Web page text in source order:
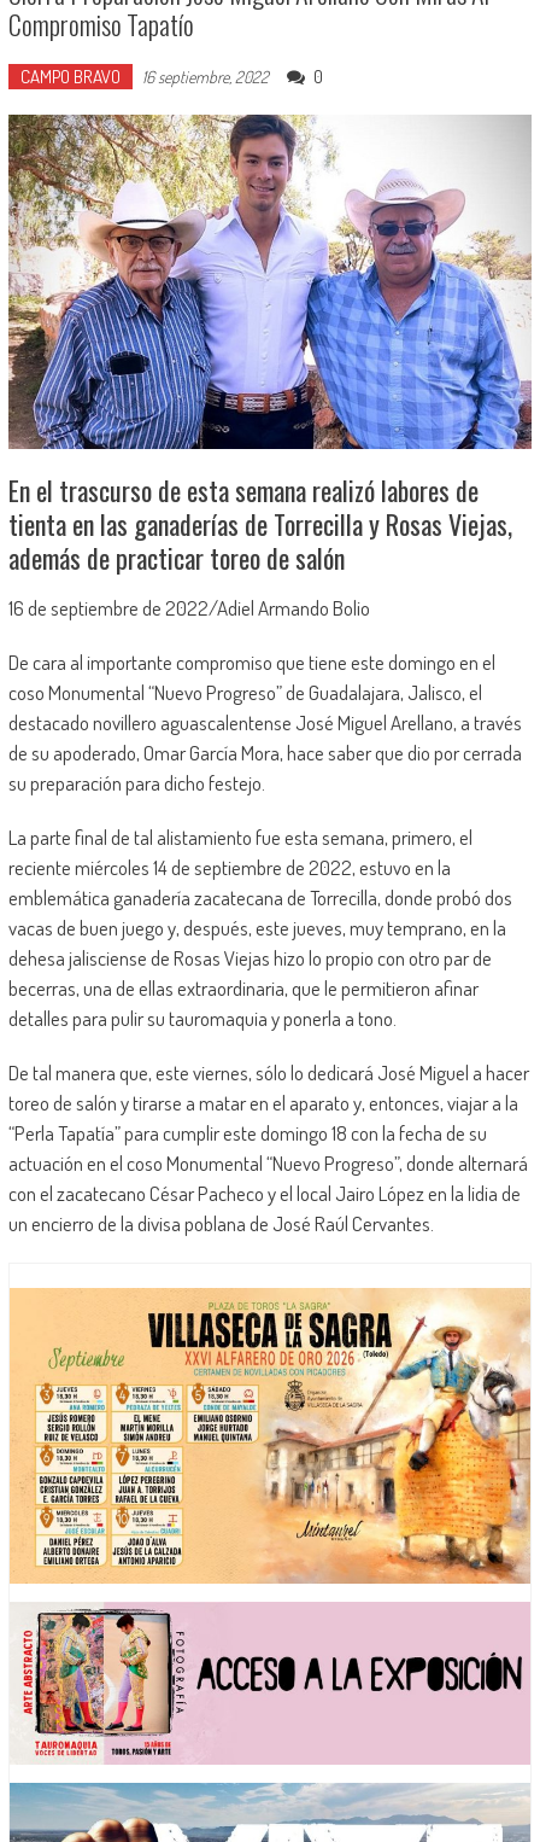
Compromiso Tapatío
CAMPO BRAVO 16 septiembre, 2022 0
En el trascurso de esta semana realizó labores de
tienta en las ganaderías de Torrecilla y Rosas Viejas,
además de practicar toreo de salón
16 de septiembre de 2022/Adiel Armando Bolio
De cara al importante compromiso que tiene este domingo en el
coso Monumental “Nuevo Progreso” de Guadalajara, Jalisco, el
destacado novillero aguascalentense José Miguel Arellano, a través
de su apoderado, Omar García Mora, hace saber que dio por cerrada
su preparación para dicho festejo.
La parte final de tal alistamiento fue esta semana, primero, el
reciente miércoles 14 de septiembre de 2022, estuvo en la
emblemática ganadería zacatecana de Torrecilla, donde probó dos
vacas de buen juego y, después, este jueves, muy temprano, en la
dehesa jalisciense de Rosas Viejas hizo lo propio con otro par de
becerras, una de ellas extraordinaria, que le permitieron afinar
detalles para pulir su tauromaquia y ponerla a tono.
De tal manera que, este viernes, sólo lo dedicará José Miguel a hacer
toreo de salón y tirarse a matar en el aparato y, entonces, viajar a la
“Perla Tapatía” para cumplir este domingo 18 con la fecha de su
actuación en el coso Monumental “Nuevo Progreso”, donde alternará
con el zacatecano César Pacheco y el local Jairo López en la lidia de
un encierro de la divisa poblana de José Raúl Cervantes.